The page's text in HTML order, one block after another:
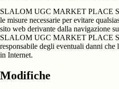
SLALOM UGC MARKET PLACE
le misure necessarie per evitare
sito web derivante dalla navigazione
SLALOM UGC MARKET PLACE
responsabile degli eventuali danni che
in Internet.
Modifiche